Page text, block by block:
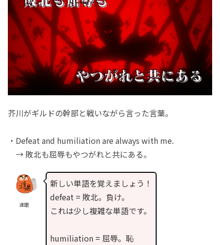
芥川がギルドの幹部と戦いながら言った言葉。
・Defeat and humiliation are always with me.
→ 敗北も屈辱もやつがれと共にある。
達磨
新しい単語を覚えましょう！
defeat = 敗北。負け。
これは少し複雑な単語です。
humiliation = 屈辱。恥